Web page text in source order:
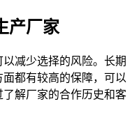
产厂家
减少选择的风险。长期
都有较高的保障，可以
解厂家的合作历史和客